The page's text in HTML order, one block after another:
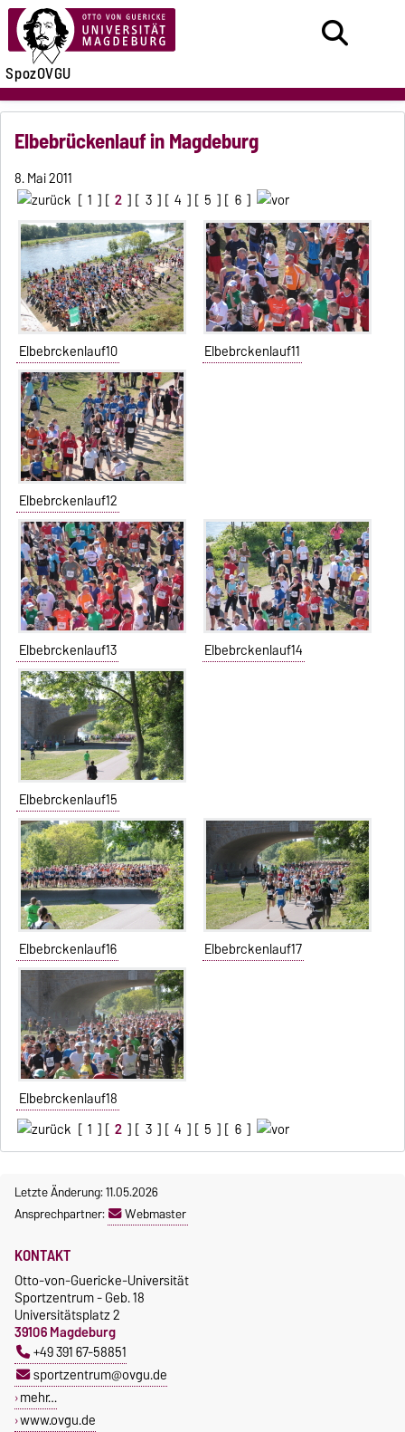
SpozOVGU
Elbebrückenlauf in Magdeburg
8. Mai 2011
[ 1 ] [ 2 ] [ 3 ] [ 4 ] [ 5 ] [ 6 ]
Elbebrckenlauf10 Elbebrckenlauf11
Elbebrckenlauf12
Elbebrckenlauf13 Elbebrckenlauf14
Elbebrckenlauf15
Elbebrckenlauf16 Elbebrckenlauf17
Elbebrckenlauf18
[ 1 ] [ 2 ] [ 3 ] [ 4 ] [ 5 ] [ 6 ]
Letzte Änderung: 11.05.2026
Ansprechpartner:
Webmaster
KONTAKT
Otto-von-Guericke-Universität
Sportzentrum - Geb. 18
Universitätsplatz 2
39106 Magdeburg
+49 391 67-58851
sportzentrum@ovgu.de
mehr…
www.ovgu.de